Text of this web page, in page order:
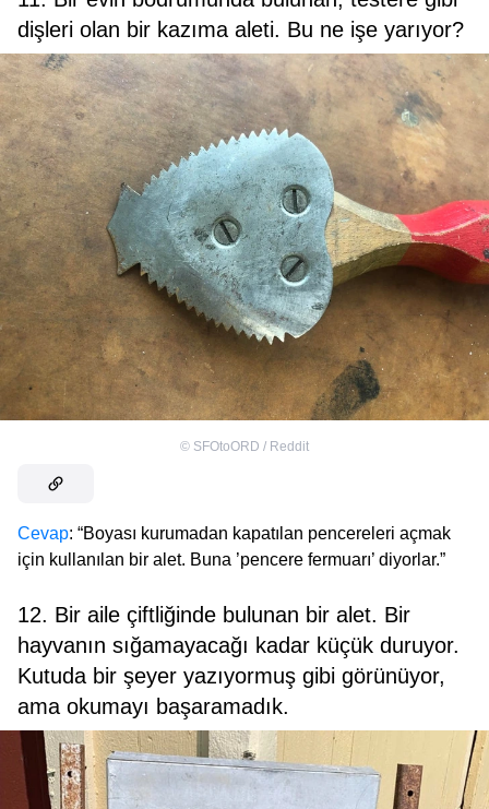
dişleri olan bir kazıma aleti. Bu ne işe yarıyor?
© SFOtoORD / Reddit
Cevap: “Boyası kurumadan kapatılan pencereleri açmak
için kullanılan bir alet. Buna ’pencere fermuarı’ diyorlar.”
12. Bir aile çiftliğinde bulunan bir alet. Bir
hayvanın sığamayacağı kadar küçük duruyor.
Kutuda bir şeyer yazıyormuş gibi görünüyor,
ama okumayı başaramadık.